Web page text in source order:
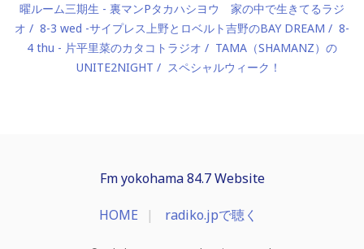
曜ルーム三期生 - 裏マンPタカハシヨウ 家の中で生きてるラジ
オ
8-3 wed -サイプレス上野とロベルト吉野のBAY DREAM
8-
4 thu - 片平里菜のカタコトラジオ
TAMA（SHAMANZ）の
UNITE2NIGHT
スペシャルウィーク！
Fm yokohama 84.7 Website
HOME radiko.jpで聴く